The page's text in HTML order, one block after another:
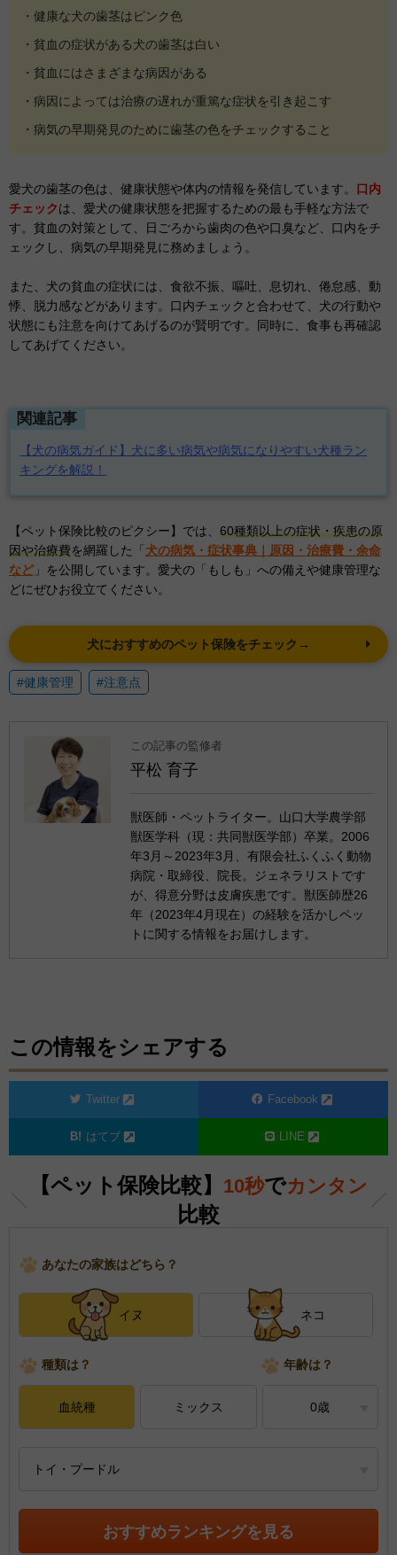
・健康な犬の歯茎はピンク色
・貧血の症状がある犬の歯茎は白い
・貧血にはさまざまな病因がある
・病因によっては治療の遅れが重篤な症状を引き起こす
・病気の早期発見のために歯茎の色をチェックすること
愛犬の歯茎の色は、健康状態や体内の情報を発信しています。 口内
チェックは、愛犬の健康状態を把握するための最も手軽な方法で
す。貧血の対策として、日ごろから歯肉の色や口臭など、口内をチ
ェックし、病気の早期発見に務めましょう。
また、犬の貧血の症状には、食欲不振、嘔吐、息切れ、倦怠感、動
悸、脱力感などがあります。口内チェックと合わせて、犬の行動や
状態にも注意を向けてあげるのが賢明です。同時に、食事も再確認
してあげてください。
関連記事
【犬の病気ガイド】犬に多い病気や病気になりやすい犬種ラン
キングを解説！
【ペット保険比較のピクシー】では、 60種類以上の症状・疾患の原
因や治療費を網羅した「 犬の病気・症状事典｜原因・治療費・余命
など」を公開しています。愛犬の「もしも」への備えや健康管理な
どにぜひお役立てください。
犬におすすめのペット保険をチェック→
#健康管理 #注意点
この記事の監修者
平松 育子
獣医師・ペットライター。山口大学農学部
獣医学科（現：共同獣医学部）卒業。2006
年3月～2023年3月、有限会社ふくふく動物
病院・取締役、院長。ジェネラリストです
が、得意分野は皮膚疾患です。獣医師歴26
年（2023年4月現在）の経験を活かしペッ
トに関する情報をお届けします。
この情報をシェアする
Twitter Facebook
はてブ LINE
【ペット保険比較】 10秒でカンタン
比較
あなたの家族はどちら？
イヌ ネコ
種類は？ 年齢は？
血統種 ミックス 0歳
トイ・プードル
おすすめランキングを見る